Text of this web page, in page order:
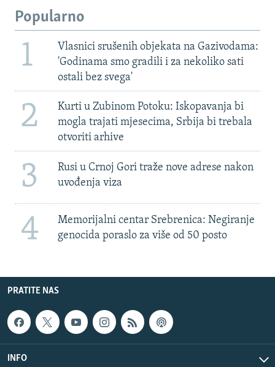
Popularno
1
Vlasnici srušenih objekata na Gazivodama:
'Godinama smo gradili i za nekoliko sati
ostali bez svega'
2
Kurti u Zubinom Potoku: Iskopavanja bi
mogla trajati mjesecima, Srbija bi trebala
otvoriti arhive
3
Rusi u Crnoj Gori traže nove adrese nakon
uvođenja viza
4
Memorijalni centar Srebrenica: Negiranje
genocida poraslo za više od 50 posto
PRATITE NAS
INFO